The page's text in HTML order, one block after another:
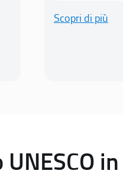
Scopri di più
UNESCO